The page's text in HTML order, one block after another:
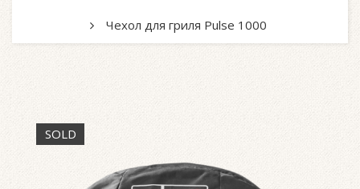
Чехол для гриля Pulse 1000
SOLD